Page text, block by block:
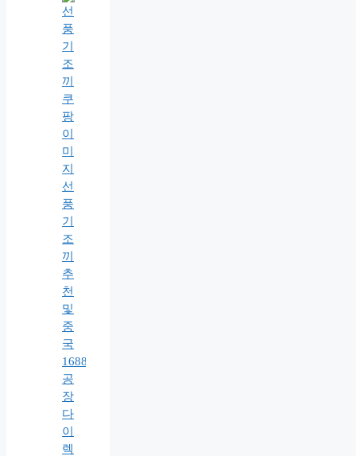
선
풍
기
조
끼
추
천
및
중
국
1688
공
장
다
이
렉